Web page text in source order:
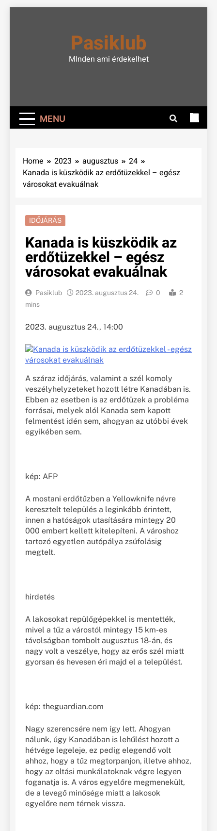
Pasiklub
MInden ami érdekelhet
MENU
Home 2023 augusztus
24
Kanada is küszködik az erdőtüzekkel – egész
városokat evakuálnak
IDŐJÁRÁS
Kanada is küszködik az
erdőtüzekkel – egész
városokat evakuálnak
Pasiklub 2023. augusztus 24. 0
2
mins
2023. augusztus 24., 14:00
A száraz időjárás, valamint a szél komoly
veszélyhelyzeteket hozott létre Kanadában is.
Ebben az esetben is az erdőtüzek a probléma
forrásai, melyek alól Kanada sem kapott
felmentést idén sem, ahogyan az utóbbi évek
egyikében sem.
kép: AFP
A mostani erdőtűzben a Yellowknife névre
keresztelt település a leginkább érintett,
innen a hatóságok utasítására mintegy 20
000 embert kellett kitelepíteni. A városhoz
tartozó egyetlen autópálya zsúfolásig
megtelt.
hirdetés
A lakosokat repülőgépekkel is mentették,
mivel a tűz a várostól mintegy 15 km-es
távolságban tombolt augusztus 18-án, és
nagy volt a veszélye, hogy az erős szél miatt
gyorsan és hevesen éri majd el a települést.
kép: theguardian.com
Nagy szerencsére nem így lett. Ahogyan
nálunk, úgy Kanadában is lehűlést hozott a
hétvége legeleje, ez pedig elegendő volt
ahhoz, hogy a tűz megtorpanjon, illetve ahhoz,
hogy az oltási munkálatoknak végre legyen
foganatja is. A város egyelőre megmenekült,
de a levegő minősége miatt a lakosok
egyelőre nem térnek vissza.